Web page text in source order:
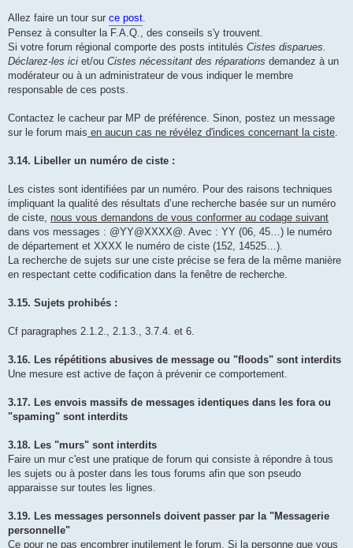
Allez faire un tour sur ce post.
Pensez à consulter la F.A.Q., des conseils s'y trouvent.
Si votre forum régional comporte des posts intitulés Cistes disparues.
Déclarez-les ici et/ou Cistes nécessitant des réparations demandez à un
modérateur ou à un administrateur de vous indiquer le membre
responsable de ces posts.
Contactez le cacheur par MP de préférence. Sinon, postez un message
sur le forum mais en aucun cas ne révélez d'indices concernant la ciste.
3.14. Libeller un numéro de ciste :
Les cistes sont identifiées par un numéro. Pour des raisons techniques
impliquant la qualité des résultats d’une recherche basée sur un numéro
de ciste, nous vous demandons de vous conformer au codage suivant
dans vos messages : @YY@XXXX@. Avec : YY (06, 45…) le numéro
de département et XXXX le numéro de ciste (152, 14525…).
La recherche de sujets sur une ciste précise se fera de la même manière
en respectant cette codification dans la fenêtre de recherche.
3.15. Sujets prohibés :
Cf paragraphes 2.1.2., 2.1.3., 3.7.4. et 6.
3.16. Les répétitions abusives de message ou "floods" sont interdits
Une mesure est active de façon à prévenir ce comportement.
3.17. Les envois massifs de messages identiques dans les fora ou
"spaming" sont interdits
3.18. Les "murs" sont interdits
Faire un mur c'est une pratique de forum qui consiste à répondre à tous
les sujets ou à poster dans les tous forums afin que son pseudo
apparaisse sur toutes les lignes.
3.19. Les messages personnels doivent passer par la "Messagerie
personnelle"
Ce pour ne pas encombrer inutilement le forum. Si la personne que vous